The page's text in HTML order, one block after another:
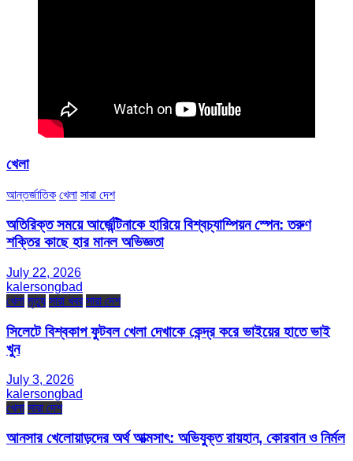
খেলা
আন্তর্জাতিক খেলা সারা দেশ
অতিরিক্ত সময়ে আর্জেন্টিনাকে হারিয়ে বিশ্বচ্যাম্পিয়ন স্পেন: তরুণ
শক্তির কাছে হার মানল অভিজ্ঞতা
July 22, 2026
kalersongbad
খেলা মৃত্যু সারা খবর সারা দেশ
সিলেটে বিশ্বকাপ ফুটবল খেলা দেখাকে কেন্দ্র করে ভাইয়ের হাতে ভাই
খুন
July 3, 2026
kalersongbad
খেলা সারা দেশ
আনসার খেলোয়াড়দের অর্থ আত্মসাৎ: অভিযুক্ত রায়হান, কোরবান ও নির্মল